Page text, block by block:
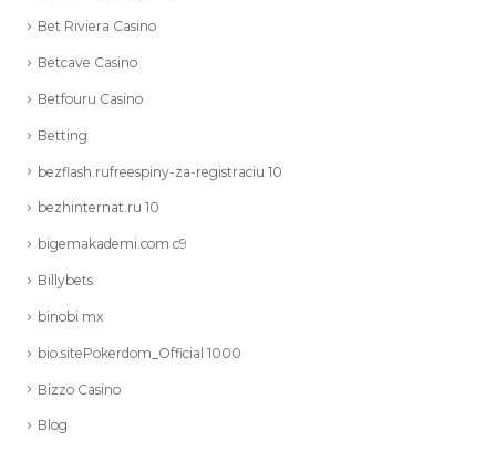
Bet Riviera Casino
Betcave Casino
Betfouru Casino
Betting
bezflash.rufreespiny-za-registraciu 10
bezhinternat.ru 10
bigemakademi.com c9
Billybets
binobi mx
bio.sitePokerdom_Official 1000
Bizzo Casino
Blog